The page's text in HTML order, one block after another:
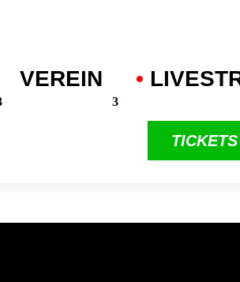
VEREIN •